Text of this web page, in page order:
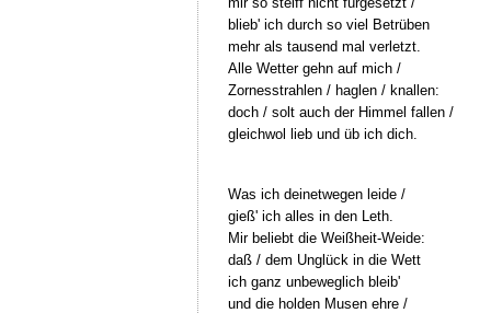
blieb' ich durch so viel Betrüben
mehr als tausend mal verletzt.
Alle Wetter gehn auf mich /
Zornesstrahlen / haglen / knallen:
doch / solt auch der Himmel fallen /
gleichwol lieb und üb ich dich.
Was ich deinetwegen leide /
gieß' ich alles in den Leth.
Mir beliebt die Weißheit-Weide:
daß / dem Unglück in die Wett
ich ganz unbeweglich bleib'
und die holden Musen ehre /